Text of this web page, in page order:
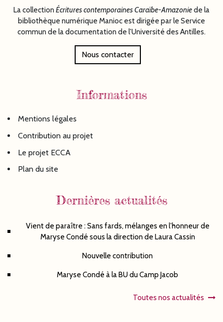
La collection Écriturescontemporaines Caraïbe-Amazoniede la
bibliothèque numérique Manioc est dirigée par le Service
commun de la documentation de l'Université des Antilles.
Nous contacter
Informations
Mentions légales
Contribution au projet
Le projet ECCA
Plan du site
Dernières actualités
Vient de paraître : Sans fards, mélanges en l’honneur de
Maryse Condé sous la direction de Laura Cassin
Nouvelle contribution
Maryse Condé à la BU du Camp Jacob
Toutes nos actualités